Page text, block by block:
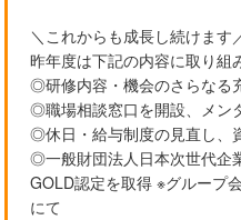
＼これからも成長し続けます
昨年度は下記の内容に取り組
◎研修内容・機会のさらなる
◎職場相談窓口を開設、メン
◎休日・給与制度の見直し、
◎一般財団法人日本次世代企
GOLD認定を取得 ※グループ
にて